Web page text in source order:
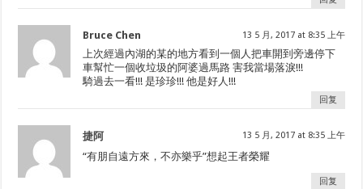
Bruce Chen 13 5 月, 2017 at 8:35 上午
上次經過內湖的某的地方看到一個人把車開到旁邊停下
車幫忙一個收垃圾的阿婆過馬路 害我當場落淚!!!
騎過去一看!!! 是珍珍!!! 他是好人!!!
回复
捷阿 13 5 月, 2017 at 8:35 上午
“有朋自遠方來，不亦樂乎”想起王者榮耀
回复